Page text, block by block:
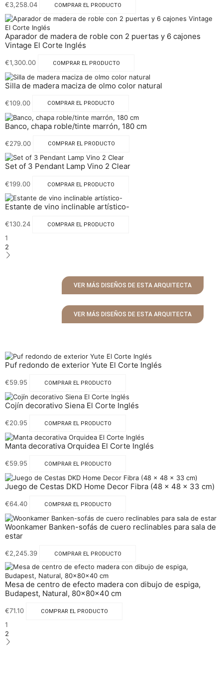
€3,258.04 COMPRAR EL PRODUCTO
Aparador de madera de roble con 2 puertas y 6 cajones
Vintage El Corte Inglés
€1,300.00 COMPRAR EL PRODUCTO
Silla de madera maciza de olmo color natural
€109.00 COMPRAR EL PRODUCTO
Banco, chapa roble/tinte marrón, 180 cm
€279.00 COMPRAR EL PRODUCTO
Set of 3 Pendant Lamp Vino 2 Clear
€199.00 COMPRAR EL PRODUCTO
Estante de vino inclinable artístico-
€130.24 COMPRAR EL PRODUCTO
1
2
VER MÁS DISEÑOS DE ESTA ARQUITECTA
VER MÁS DISEÑOS DE ESTA ARQUITECTA
Puf redondo de exterior Yute El Corte Inglés
€59.95 COMPRAR EL PRODUCTO
Cojín decorativo Siena El Corte Inglés
€20.95 COMPRAR EL PRODUCTO
Manta decorativa Orquidea El Corte Inglés
€59.95 COMPRAR EL PRODUCTO
Juego de Cestas DKD Home Decor Fibra (48 x 48 x 33 cm)
€64.40 COMPRAR EL PRODUCTO
Woonkamer Banken-sofás de cuero reclinables para sala de
estar
€2,245.39 COMPRAR EL PRODUCTO
Mesa de centro de efecto madera con dibujo de espiga,
Budapest, Natural, 80x80x40 cm
€71.10 COMPRAR EL PRODUCTO
1
2